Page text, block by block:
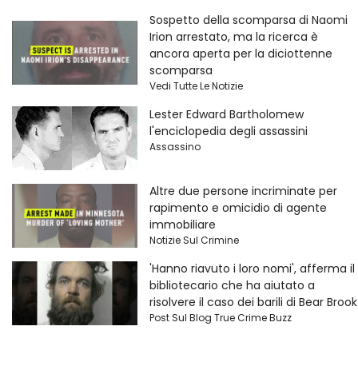
Sospetto della scomparsa di Naomi
Irion arrestato, ma la ricerca è
ancora aperta per la diciottenne
scomparsa
Vedi Tutte Le Notizie
Lester Edward Bartholomew
l'enciclopedia degli assassini
Assassino
Altre due persone incriminate per
rapimento e omicidio di agente
immobiliare
Notizie Sul Crimine
'Hanno riavuto i loro nomi', afferma il
bibliotecario che ha aiutato a
risolvere il caso dei barili di Bear Brook
Post Sul Blog True Crime Buzz